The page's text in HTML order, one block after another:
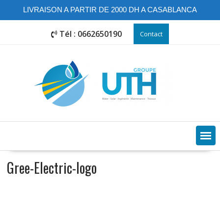
LIVRAISON A PARTIR DE 2000 DH A CASABLANCA
Tél : 0662650190 Contact
Gree-Electric-logo